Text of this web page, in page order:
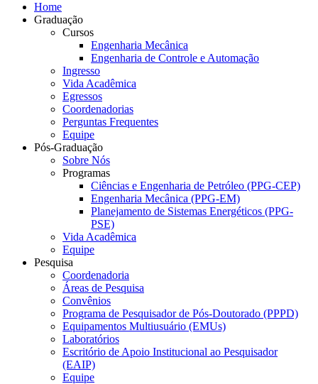
Home
Graduação
Cursos
Engenharia Mecânica
Engenharia de Controle e Automação
Ingresso
Vida Acadêmica
Egressos
Coordenadorias
Perguntas Frequentes
Equipe
Pós-Graduação
Sobre Nós
Programas
Ciências e Engenharia de Petróleo (PPG-CEP)
Engenharia Mecânica (PPG-EM)
Planejamento de Sistemas Energéticos (PPG-
PSE)
Vida Acadêmica
Equipe
Pesquisa
Coordenadoria
Áreas de Pesquisa
Convênios
Programa de Pesquisador de Pós-Doutorado (PPPD)
Equipamentos Multiusuário (EMUs)
Laboratórios
Escritório de Apoio Institucional ao Pesquisador
(EAIP)
Equipe